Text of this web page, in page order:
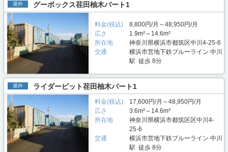
屋外 グーボックス荏田柚木パート1
料金(税込)
8,800円/月～48,950円/月
広さ
1.9m²～14.6m²
所在地
神奈川県横浜市都筑区中川4-25-6
交通
横浜市営地下鉄ブルーライン 中川
駅 徒歩 8分
屋外 ライダーピット荏田柚木パート1
料金(税込)
17,600円/月～48,950円/月
広さ
3.6m²～14.6m²
所在地
神奈川県横浜市都筑区区中川4-
25-6
交通
横浜市営地下鉄ブルーライン 中川
駅 徒歩 8分